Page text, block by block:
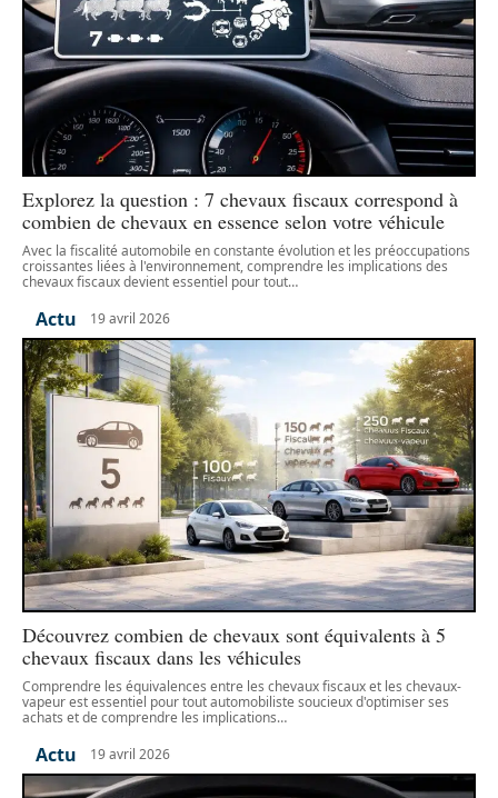
Explorez la question : 7 chevaux fiscaux correspond à
combien de chevaux en essence selon votre véhicule
Avec la fiscalité automobile en constante évolution et les préoccupations
croissantes liées à l'environnement, comprendre les implications des
chevaux fiscaux devient essentiel pour tout…
Actu 19 avril 2026
Découvrez combien de chevaux sont équivalents à 5
chevaux fiscaux dans les véhicules
Comprendre les équivalences entre les chevaux fiscaux et les chevaux-
vapeur est essentiel pour tout automobiliste soucieux d'optimiser ses
achats et de comprendre les implications…
Actu 19 avril 2026